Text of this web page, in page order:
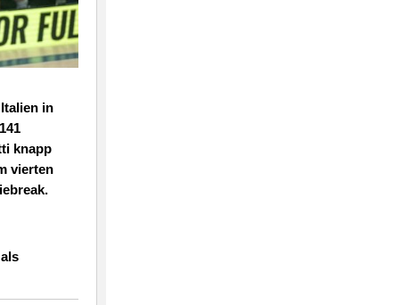
in
knapp
vierten